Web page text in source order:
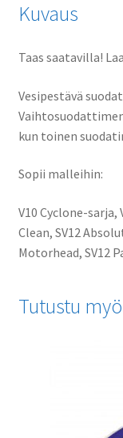
Kuvaus
Taas saatavilla!
Vesipestävä
kun toinen
Sopii malleihin:
V10 Cyclone-sarja,
Clean, SV12
Motorhead, SV12
Tutustu